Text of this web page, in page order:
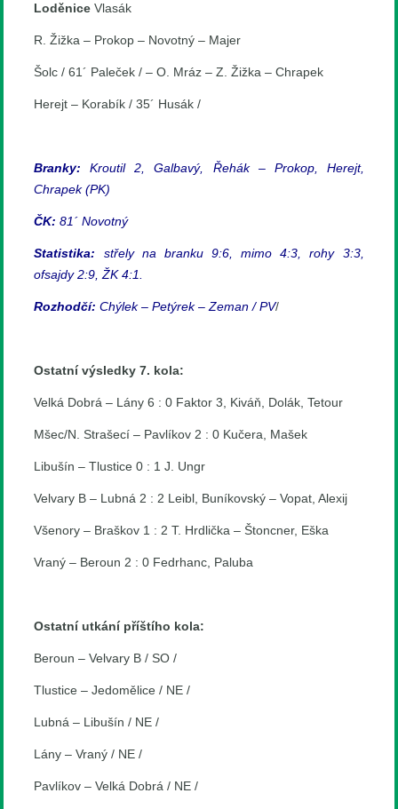
Loděnice Vlasák
R. Žižka – Prokop – Novotný – Majer
Šolc / 61´ Paleček / – O. Mráz – Z. Žižka – Chrapek
Herejt – Korabík / 35´ Husák /
Branky: Kroutil 2, Galbavý, Řehák – Prokop, Herejt,
Chrapek (PK)
ČK: 81´ Novotný
Statistika: střely na branku 9:6, mimo 4:3, rohy 3:3,
ofsajdy 2:9, ŽK 4:1.
Rozhodčí: Chýlek – Petýrek – Zeman / PV/
Ostatní výsledky 7. kola:
Velká Dobrá – Lány 6 : 0 Faktor 3, Kiváň, Dolák, Tetour
Mšec/N. Strašecí – Pavlíkov 2 : 0 Kučera, Mašek
Libušín – Tlustice 0 : 1 J. Ungr
Velvary B – Lubná 2 : 2 Leibl, Buníkovský – Vopat, Alexij
Všenory – Braškov 1 : 2 T. Hrdlička – Štoncner, Eška
Vraný – Beroun 2 : 0 Fedrhanc, Paluba
Ostatní utkání příštího kola:
Beroun – Velvary B / SO /
Tlustice – Jedomělice / NE /
Lubná – Libušín / NE /
Lány – Vraný / NE /
Pavlíkov – Velká Dobrá / NE /